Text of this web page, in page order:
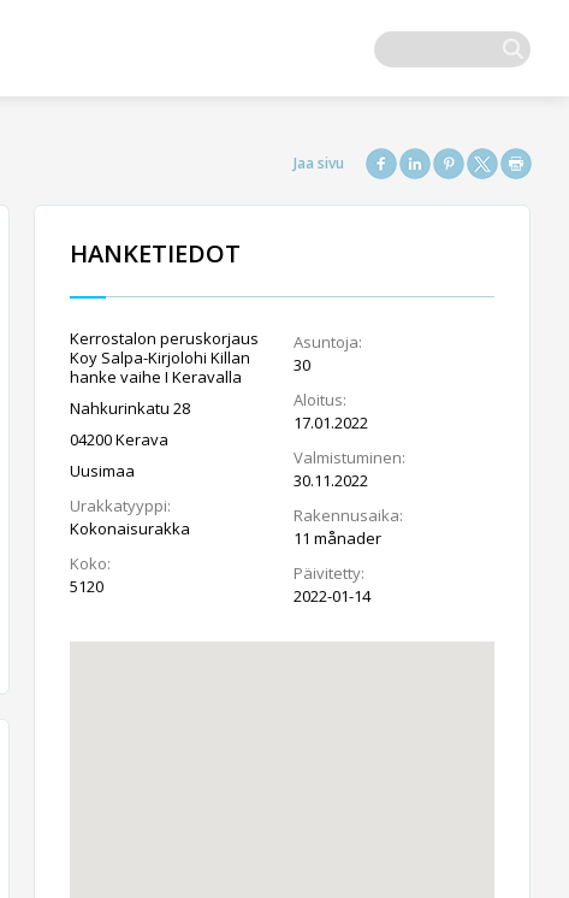
HANKETIEDOT
Kerrostalon peruskorjaus
Koy Salpa-Kirjolohi Killan
hanke vaihe I Keravalla
Nahkurinkatu 28
04200 Kerava
Uusimaa
Urakkatyyppi:
Kokonaisurakka
Koko:
5120
Asuntoja:
30
Aloitus:
17.01.2022
Valmistuminen:
30.11.2022
Rakennusaika:
11 månader
Päivitetty:
2022-01-14